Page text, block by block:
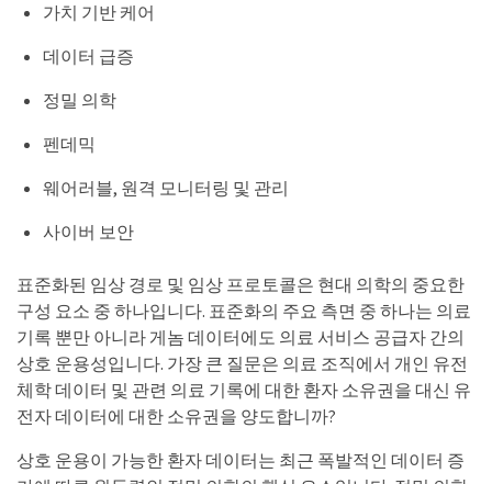
가치 기반 케어
데이터 급증
정밀 의학
펜데믹
웨어러블, 원격 모니터링 및 관리
사이버 보안
표준화된 임상 경로 및 임상 프로토콜은 현대 의학의 중요한
구성 요소 중 하나입니다. 표준화의 주요 측면 중 하나는 의료
기록 뿐만 아니라 게놈 데이터에도 의료 서비스 공급자 간의
상호 운용성입니다. 가장 큰 질문은 의료 조직에서 개인 유전
체학 데이터 및 관련 의료 기록에 대한 환자 소유권을 대신 유
전자 데이터에 대한 소유권을 양도합니까?
상호 운용이 가능한 환자 데이터는 최근 폭발적인 데이터 증